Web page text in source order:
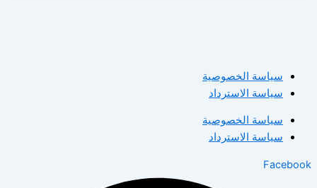
سياسة الخصوصية
سياسة الاسترداد
سياسة الخصوصية
سياسة الاسترداد
Facebook